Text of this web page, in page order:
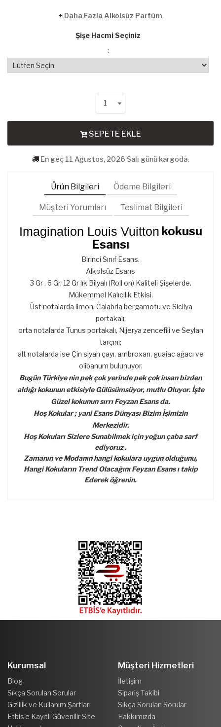
+ Daha Fazla Alkolsüz Parfüm
Şişe Hacmi Seçiniz
:
SEPETE EKLE
En geç 11 Ağustos, 2026 Salı günü kargoda.
Ürün Bilgileri Ödeme Bilgileri
Müşteri Yorumları Teslimat Bilgileri
Imagination Louis Vuitton kokusu
Esansı
Birinci Sınıf Esans.
Alkolsüz Esans
3 Gr , 6 Gr, 12 Gr lık Bilyalı (Roll on) Kaliteli Şişelerde.
Mükemmel Kalıcılık Etkisi.
Üst notalarda limon, Calabria bergamotu ve Sicilya
portakalı;
orta notalarda Tunus portakalı, Nijerya zencefili ve Seylan
tarçını;
alt notalarda ise Çin siyah çayı, ambroxan, guaiac ağacı ve
olibanum bulunuyor.
Bugün Türkiye nin pek çok yerinde pek çok insan bizden
aldığı kokunun etkisiyle Gülüsümsüyor, mutlu Oluyor. İşte
Güzel kokunun sırrı Feyzan Esans da.
Hoş Kokular ; yani Esans Dünyası Bizim İşimizin
Merkezidir.
Hoş Kokuları Sizlere Sunabilmek için yoğun çaba sarf
ediyoruz .
Zamanın ve Modanın hangi kokulara uygun olduğunu,
Hangi Kokuların Trend Olacağını Feyzan Esans ı takip
Ederek öğrenin.
Kurumsal
Blog
Sıkça Sorulan Sorular
Gizlilik ve Kullanım Şartları
Etbis'e Kayıtlı Güvenilir Site
Müşteri Hizmetleri
İletişim
Sipariş Takibi
Sıkça Sorulan Sorular
Hakkımızda